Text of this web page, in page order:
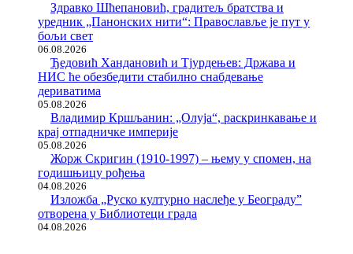
Здравко Шћепановић, градитељ братства и
уредник „Панонских нити“: Православље је пут у
бољи свет
06.08.2026
Ђедовић Хандановић и Тјурдењев: Држава и
НИС ће обезбедити стабилно снабдевање
дериватима
05.08.2026
Владимир Кршљанин: „Олуја“, раскринкавање и
крај отпадничке империје
05.08.2026
Жорж Скригин (1910-1997) – њему у спомен, на
годишњицу рођења
04.08.2026
Изложба „Руско културно наслеђе у Београду”
отворена у Библиотеци града
04.08.2026